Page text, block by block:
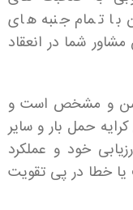
با تمام جنبه های
مشاور شما در انعقاد
و مشخص است و
حمل بار و سایر
خود و عملکرد
خطا در پی تقویت